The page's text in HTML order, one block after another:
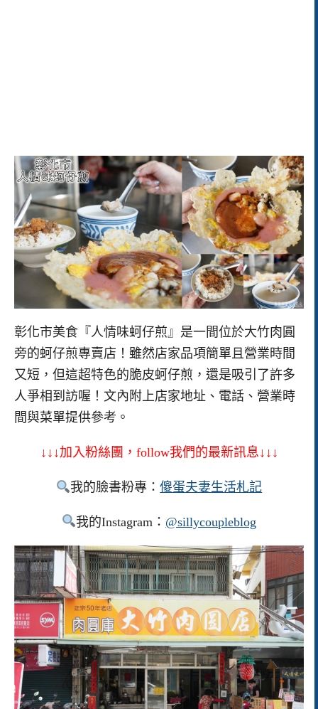
彰化市美食『人情味蚵仔煎』是一間位於大竹肉圓
旁的蚵仔煎專賣店！雖然店家品項簡單且營業時間
又短，但這超特色的脆皮蚵仔煎，還是吸引了許多
人爭相到訪喔！文內附上店家地址、電話、營業時
間與菜單提供參考。
↓↓↓加入粉絲團，follow我們的最新訊息↓↓↓
我的臉書粉專：傻蛋夫妻生活札記
我的Instagram： @sillycoupleblog